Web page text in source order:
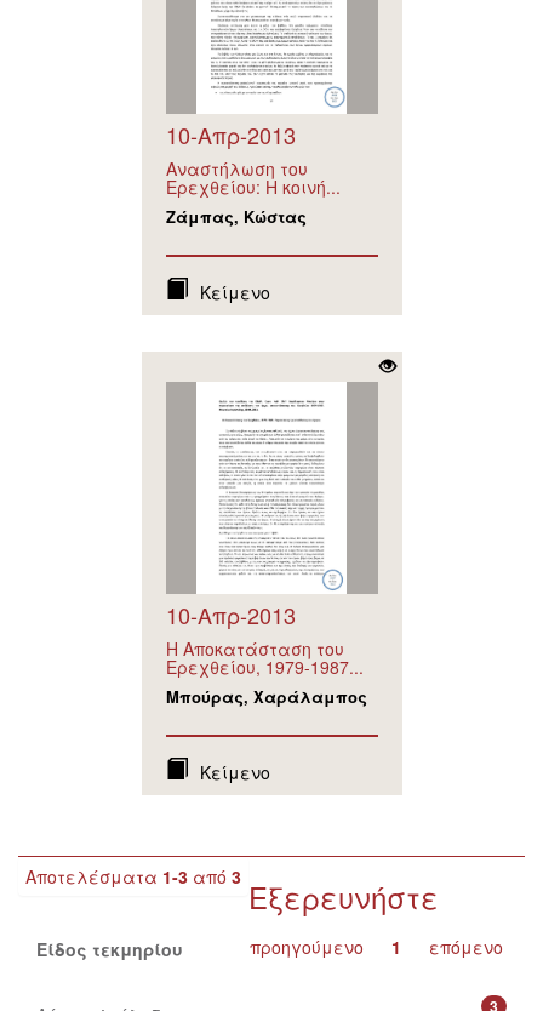
10-Απρ-2013
Αναστήλωση του
Ερεχθείου: Η κοινή...
Ζάμπας, Κώστας
Κείμενο
10-Απρ-2013
Η Αποκατάσταση του
Ερεχθείου, 1979-1987...
Μπούρας, Χαράλαμπος
Κείμενο
Αποτελέσματα 1-3 από 3
προηγούμενο 1 επόμενο
Εξερευνήστε
Είδος τεκμηρίου
3